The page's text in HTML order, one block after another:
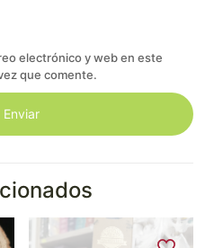
electrónico y web en este
que comente.